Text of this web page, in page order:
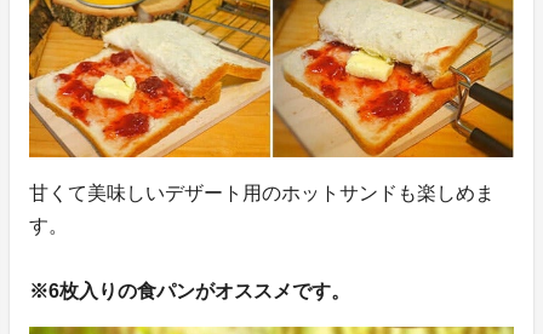
甘くて美味しいデザート用のホットサンドも楽しめま
す。
※6枚入りの食パンがオススメです。